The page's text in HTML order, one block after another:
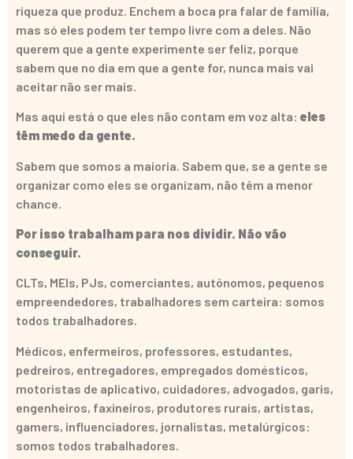
riqueza que produz. Enchem a boca pra falar de família,
mas só eles podem ter tempo livre com a deles. Não
querem que a gente experimente ser feliz, porque
sabem que no dia em que a gente for, nunca mais vai
aceitar não ser mais.
Mas aqui está o que eles não contam em voz alta: eles
têm medo da gente.
Sabem que somos a maioria. Sabem que, se a gente se
organizar como eles se organizam, não têm a menor
chance.
Por isso trabalham para nos dividir. Não vão
conseguir.
CLTs, MEIs, PJs, comerciantes, autônomos, pequenos
empreendedores, trabalhadores sem carteira: somos
todos trabalhadores.
Médicos, enfermeiros, professores, estudantes,
pedreiros, entregadores, empregados domésticos,
motoristas de aplicativo, cuidadores, advogados, garis,
engenheiros, faxineiros, produtores rurais, artistas,
gamers, influenciadores, jornalistas, metalúrgicos:
somos todos trabalhadores.